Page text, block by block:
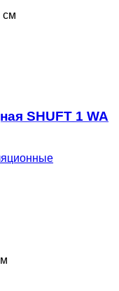
см
SHUFT 1 WA